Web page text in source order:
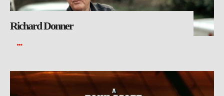
Richard Donner